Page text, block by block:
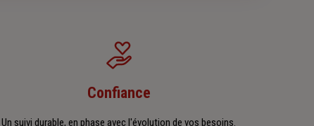
Confiance
Un suivi durable, en phase avec l'évolution de vos besoins.